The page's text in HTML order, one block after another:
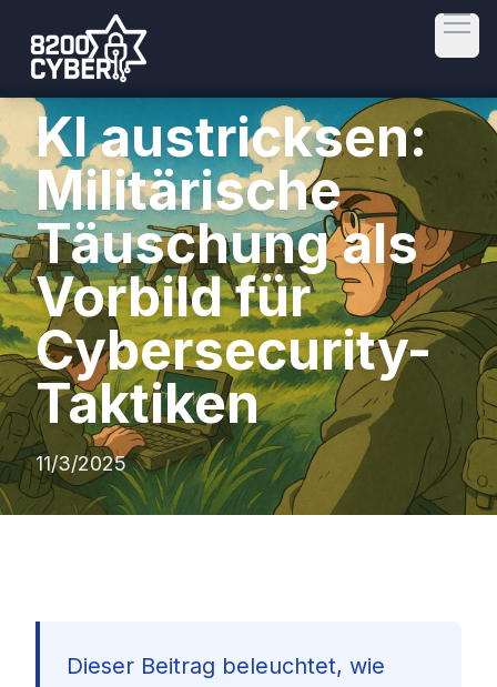
KI austricksen:
Militärische
Täuschung als
Vorbild für
Cybersecurity-
Taktiken
11/3/2025
Dieser Beitrag beleuchtet, wie